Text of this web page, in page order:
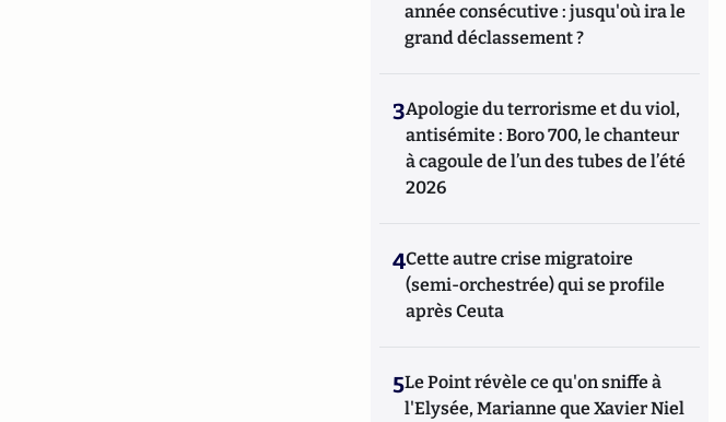
année consécutive : jusqu'où ira le
grand déclassement ?
3Apologie du terrorisme et du viol,
antisémite : Boro 700, le chanteur
à cagoule de l’un des tubes de l’été
2026
4Cette autre crise migratoire
(semi-orchestrée) qui se profile
après Ceuta
5Le Point révèle ce qu'on sniffe à
l'Elysée, Marianne que Xavier Niel